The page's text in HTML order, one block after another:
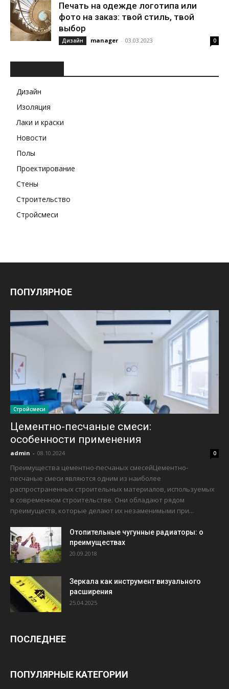
Печать на одежде логотипа или
фото на заказ: твой стиль, твой
выбор
Дизайн manager - 03.03.2023 0
Дизайн
Изоляция
Лаки и краски
Новости
Полы
Проектирование
Стены
Строительство
Стройсмеси
ПОПУЛЯРНОЕ
Стройсмеси
Цементно-песчаные смеси:
особенности применения
admin - 08.10.2024 0
Преимущества цементно-песчаных смесейЦементно-
песчаные смеси являются одним из наиболее
распространенных строительных материалов, используемых
в современном строительстве. Они обладают рядом
преимуществ, которые делают их незаменимыми при...
Отопительные чугунные радиаторы: о
преимуществах
20.09.2018
Зеркала как инструмент визуального
расширения
25.04.2025
ПОСЛЕДНЕЕ
ПОПУЛЯРНЫЕ КАТЕГОРИИ